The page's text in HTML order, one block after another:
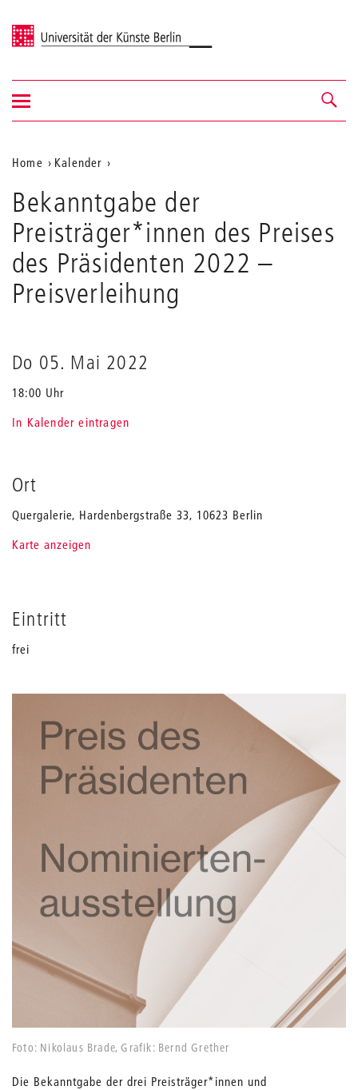
Universität der Künste Berlin
Navigation &
Suche
Navigation
ein-/ausblenden
Aktuelle
Position
auf
der
Webseite
Home
Kalender
Preisträger*innen
des
Preises
des
Präsidenten
2022
Bekanntgabe der
Preisträger*innen des Preises
des Präsidenten 2022 –
Preisverleihung
Do 05. Mai 2022
18:00 Uhr
In Kalender eintragen
Ort
Quergalerie, Hardenbergstraße 33, 10623 Berlin
Karte anzeigen
Eintritt
frei
Foto: Nikolaus Brade, Grafik: Bernd Grether
Die Bekanntgabe der drei Preisträger*innen und